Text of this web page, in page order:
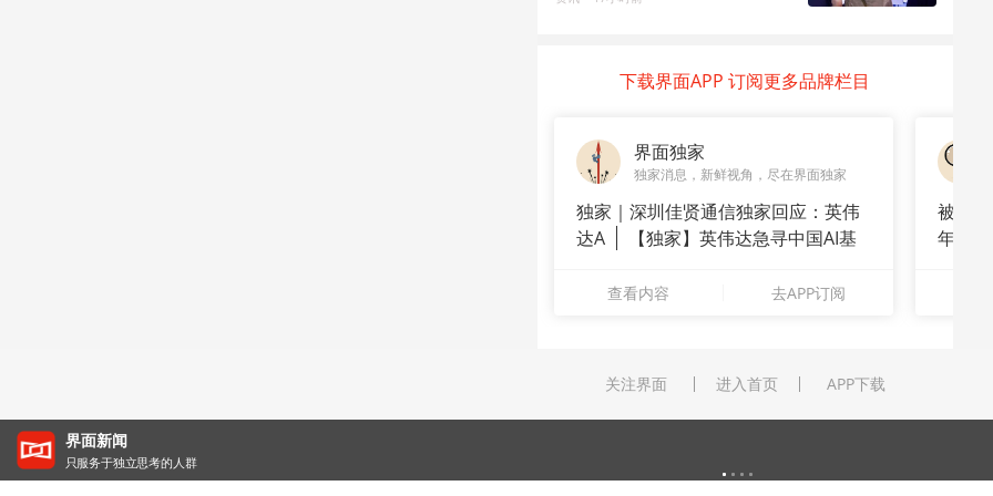
下载界面APP 订阅更多品牌栏目
界面独家
独家消息，新鲜视角，尽在界面独家
独家｜深圳佳贤通信独家回应：英伟
达A
【独家】英伟达急寻中国AI基
查看内容 去APP订阅
被洪
年
关注界面 进入首页 APP下载
界面新闻
只服务于独立思考的人群